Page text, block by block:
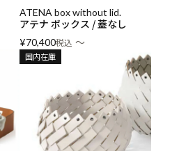
ATENA box without lid.
アテナ ボックス / 蓋なし
¥70,400税込 〜
国内在庫